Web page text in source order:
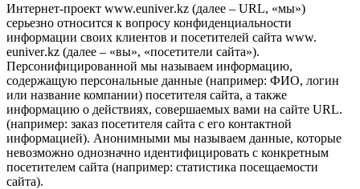
Интернет-проект www.euniver.kz (далее – URL, «мы»)
серьезно относится к вопросу конфиденциальности
информации своих клиентов и посетителей сайта www.
euniver.kz (далее – «вы», «посетители сайта»).
Персонифицированной мы называем информацию,
содержащую персональные данные (например: ФИО, логин
или название компании) посетителя сайта, а также
информацию о действиях, совершаемых вами на сайте URL.
(например: заказ посетителя сайта с его контактной
информацией). Анонимными мы называем данные, которые
невозможно однозначно идентифицировать с конкретным
посетителем сайта (например: статистика посещаемости
сайта).